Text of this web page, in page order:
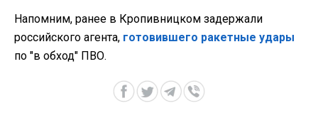
Напомним, ранее в Кропивницком задержали
российского агента, готовившего ракетные удары
по "в обход" ПВО.